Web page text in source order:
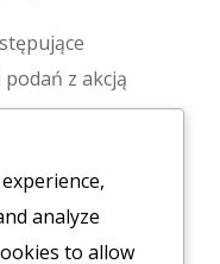
z akcją
na początku
z
analyze
to allow